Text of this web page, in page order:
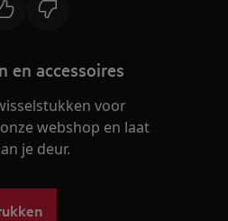
en accessoires
voor
webshop en laat
je deur.